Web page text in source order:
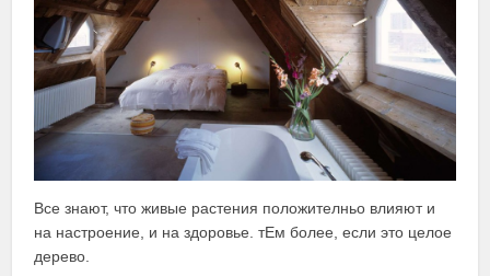
Все знают, что живые растения положителньо влияют и
на настроение, и на здоровье. тЕм более, если это целое
дерево.